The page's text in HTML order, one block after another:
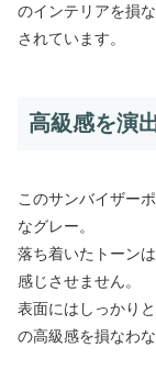
のインテリアを損
されています。
高級感を演
このサンバイザー
なグレー。
落ち着いたトーン
感じさせません。
表面にはしっかり
の高級感を損なわ